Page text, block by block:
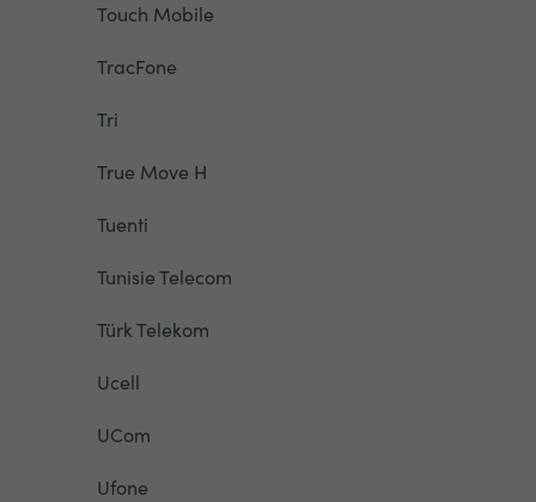
Touch Mobile
TracFone
Tri
True Move H
Tuenti
Tunisie Telecom
Türk Telekom
Ucell
UCom
Ufone